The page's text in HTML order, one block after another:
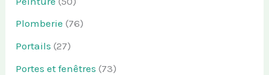
Plomberie (76)
Portails (27)
Portes et fenêtres (73)